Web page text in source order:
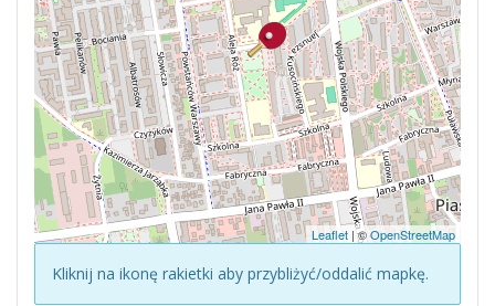
Leaflet | ©OpenStreetMap
Kliknij na ikonę rakietki aby przybliżyć/oddalić mapkę.